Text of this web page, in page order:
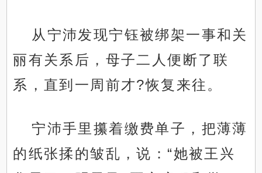
从宁沛发现宁钰被绑架一事和关
丽有关系后，母子二人便断了联
系，直到一周前才?恢复来往。
宁沛手里攥着缴费单子，把薄薄
的纸张揉的皱乱，说：“她被王兴